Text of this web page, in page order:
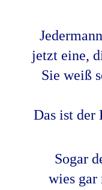
jetzt eine,
Sie weiß
Das ist der
Sogar
wies gar